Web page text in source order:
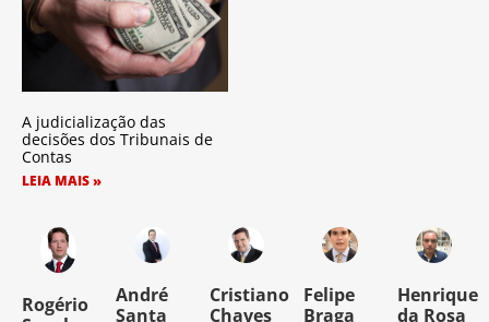
A judicialização das
decisões dos Tribunais de
Contas
LEIA MAIS »
Rogério
André
Santa
Cristiano
Chaves
Felipe
Braga
Henrique
da Rosa